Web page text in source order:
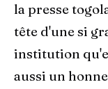
la presse
tête d'une si
institution
aussi un